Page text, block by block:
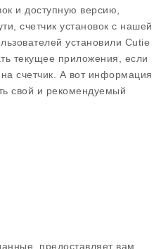
и доступную версию,
счетчик установок с нашей
установили Cutie
текущее приложения, если
счетчик. А вот информация
свой и рекомендуемый
предоставляет вам